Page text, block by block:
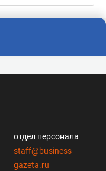
отдел персонала
staff@business-
gazeta.ru